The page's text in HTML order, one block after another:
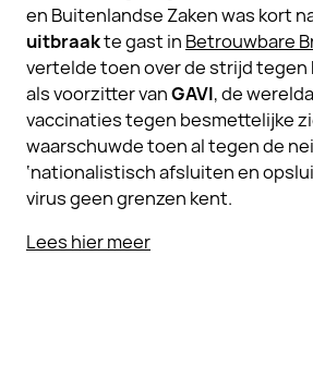
en Buitenlandse Zaken was kort
uitbraakte gast in Betrouwbare
vertelde toen over de strijd tegen
als voorzitter vanGAVI, de
vaccinaties tegen besmettelijke
waarschuwde toen al tegen de
‘nationalistisch afsluiten en
virus geen grenzen kent.
Lees hier meer